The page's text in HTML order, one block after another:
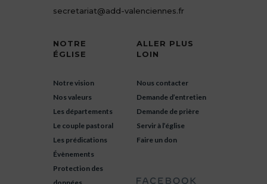
secretariat@add-valenciennes.fr
NOTRE
ÉGLISE
Notre vision
Nos valeurs
Les départements
Le couple pastoral
Les prédications
Évènements
Protection des
données
ALLER PLUS
LOIN
Nous contacter
Demande d’entretien
Demande de prière
Servir à l’église
Faire un don